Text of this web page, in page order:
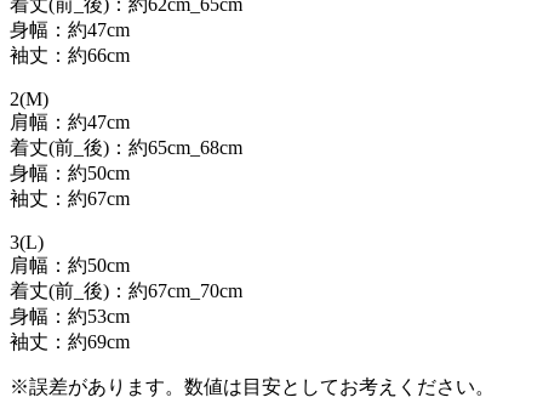
着丈(前_後)：約62cm_65cm
身幅：約47cm
袖丈：約66cm
2(M)
肩幅：約47cm
着丈(前_後)：約65cm_68cm
身幅：約50cm
袖丈：約67cm
3(L)
肩幅：約50cm
着丈(前_後)：約67cm_70cm
身幅：約53cm
袖丈：約69cm
※誤差があります。数値は目安としてお考えください。